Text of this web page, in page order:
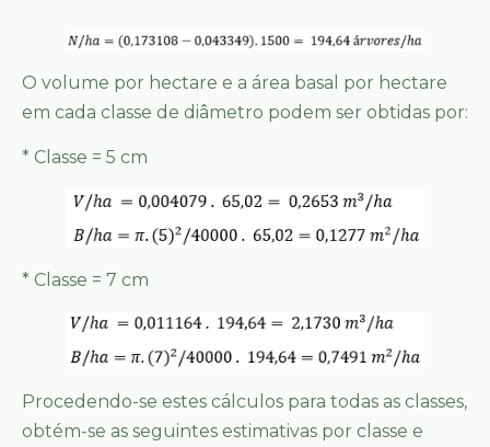
O volume por hectare e a área basal por hectare
em cada classe de diâmetro podem ser obtidas por:
* Classe = 5 cm
* Classe = 7 cm
Procedendo-se estes cálculos para todas as classes,
obtém-se as seguintes estimativas por classe e